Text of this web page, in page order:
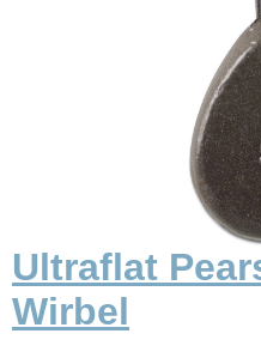
Ultraflat
Wirbel